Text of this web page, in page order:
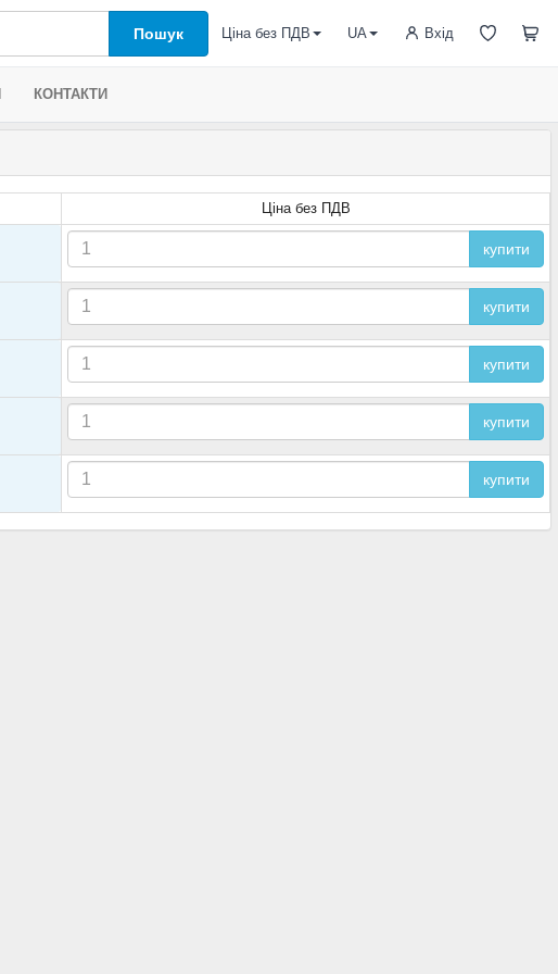
Пошук Вхід
Ціна без ПДВ UA
КОНТАКТИ
Ціна без ПДВ
купити
купити
купити
купити
купити